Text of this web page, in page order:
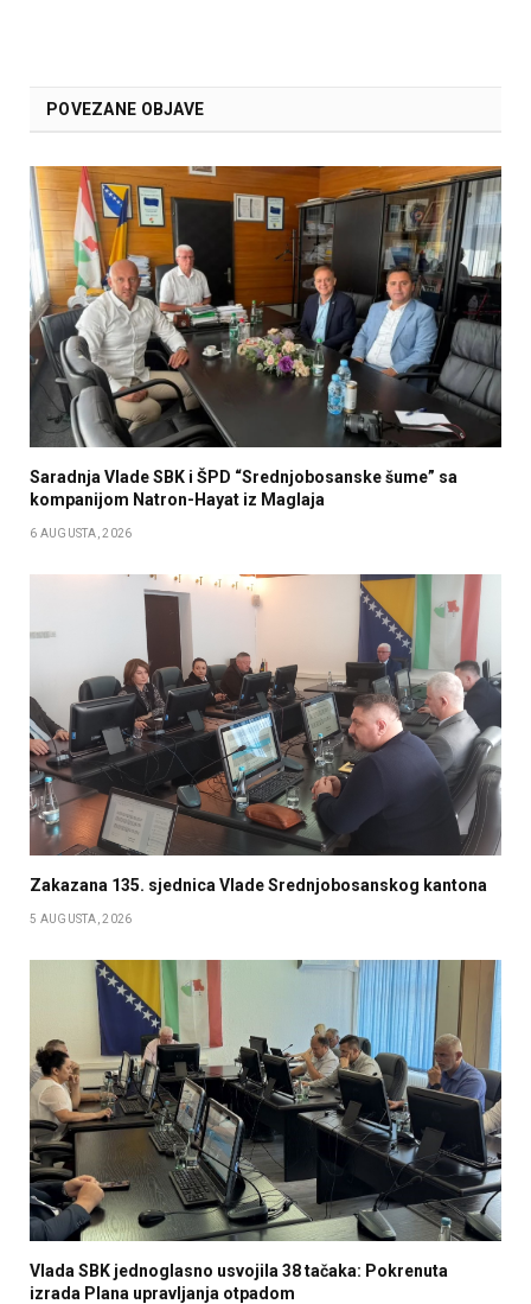
POVEZANE OBJAVE
Saradnja Vlade SBK i ŠPD “Srednjobosanske šume” sa
kompanijom Natron-Hayat iz Maglaja
6 AUGUSTA, 2026
Zakazana 135. sjednica Vlade Srednjobosanskog kantona
5 AUGUSTA, 2026
Vlada SBK jednoglasno usvojila 38 tačaka: Pokrenuta
izrada Plana upravljanja otpadom